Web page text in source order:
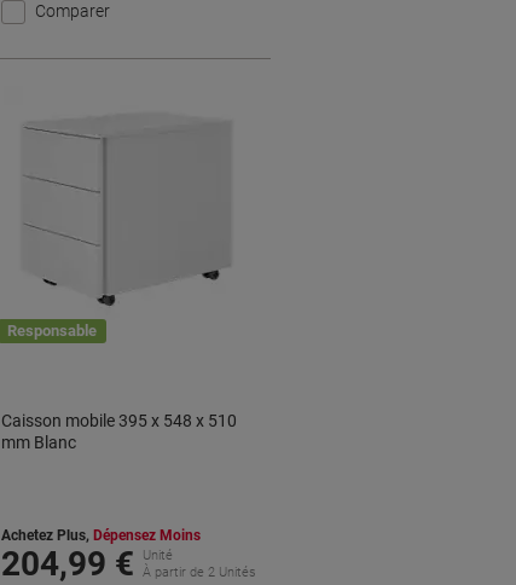
Comparer
Responsable
Caisson mobile 395 x 548 x 510
mm Blanc
Achetez Plus, Dépensez Moins
204,99 €
Unité
À partir de 2 Unités